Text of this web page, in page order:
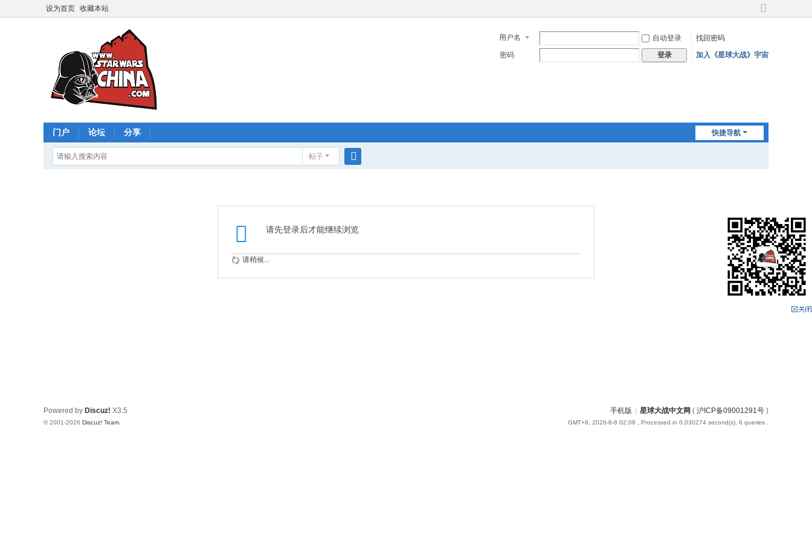
设为首页 收藏本站
切
宽
用户名 自动登录
找回密码
密码
登录 加入《星球大战》宇宙
快捷导航
门户 论坛 分享
帖子
请先登录后才能继续浏览
请稍候...
手机版 星球大战中文网 ( 沪ICP备09001291号 )
GMT+8, 2026-8-8 02:08 , Processed in 0.030274 second(s), 6 queries .
Powered by Discuz! X3.5
© 2001-2026 Discuz! Team